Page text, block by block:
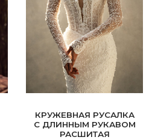
КРУЖЕВНАЯ РУСАЛКА
С ДЛИННЫМ РУКАВОМ
РАСШИТАЯ